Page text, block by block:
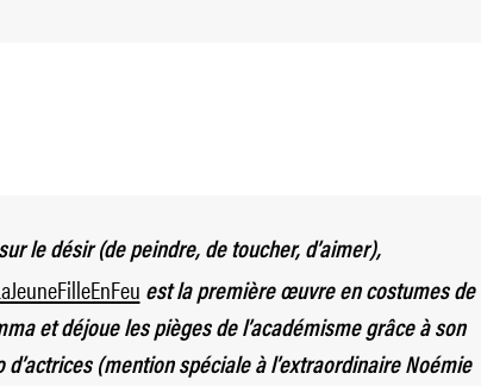
le désir (de peindre, de toucher, d’aimer),
est la première œuvre en costumes de
et déjoue les pièges de l’académisme grâce à son
d’actrices (mention spéciale à l’extraordinaire Noémie